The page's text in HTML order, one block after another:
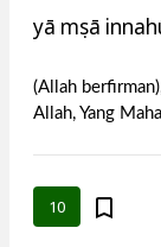
yā mụsā
(Allah
Allah, Yang
10